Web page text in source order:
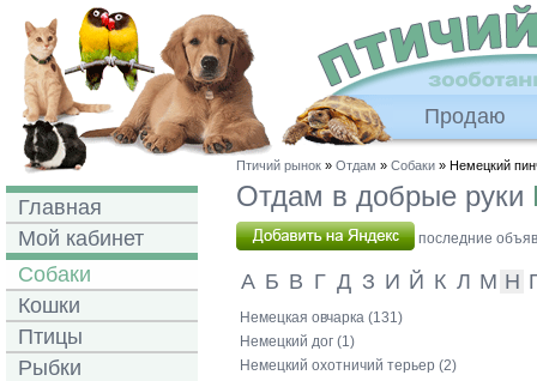
Продаю
Главная
Мой кабинет
Собаки
Кошки
Птицы
Рыбки
Птичий рынок » Отдам » Собаки » Немецкий
Отдам в добрые руки
последние
А Б В Г Д З И Й К Л М Н
Немецкая овчарка (131)
Немецкий дог (1)
Немецкий охотничий терьер (2)